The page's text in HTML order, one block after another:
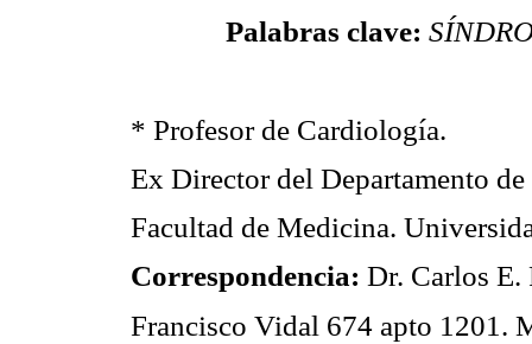
Palabras clave:
* Profesor de Cardiología.
Ex Director del Departamento
Facultad de Medicina.
Correspondencia: Dr. Carlos E.
Francisco Vidal 674 apto 1201.